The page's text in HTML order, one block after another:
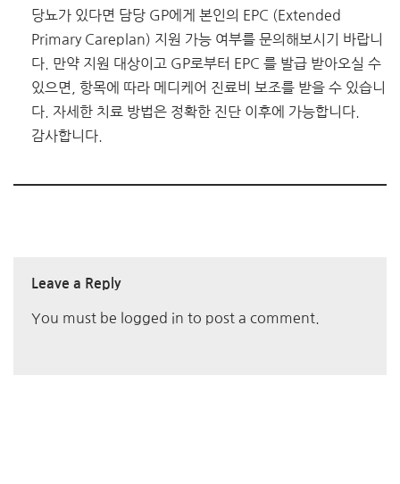
당뇨가 있다면 담당 GP에게 본인의 EPC (Extended
Primary Careplan) 지원 가능 여부를 문의해보시기 바랍니
다. 만약 지원 대상이고 GP로부터 EPC 를 발급 받아오실 수
있으면, 항목에 따라 메디케어 진료비 보조를 받을 수 있습니
다. 자세한 치료 방법은 정확한 진단 이후에 가능합니다.
감사합니다.
Leave a Reply
You must be logged in to post a comment.